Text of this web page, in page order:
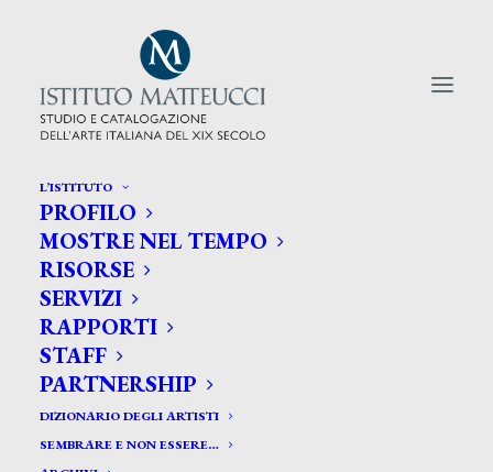
L’ISTITUTO
PROFILO
MOSTRE NEL TEMPO
RISORSE
SERVIZI
RAPPORTI
STAFF
PARTNERSHIP
DIZIONARIO DEGLI ARTISTI
SEMBRARE E NON ESSERE…
CERCA TRA GLI ARTISTI:
Search
for: